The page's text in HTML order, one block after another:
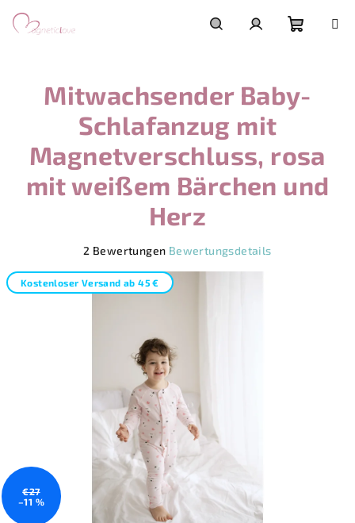
Inhalt
springen
Mitwachsender Baby-
Schlafanzug mit
Magnetverschluss, rosa
mit weißem Bärchen und
Herz
Produktbewertung
ist
2 Bewertungen Bewertungsdetails
Kostenloser Versand ab 45 €
€27
–11 %